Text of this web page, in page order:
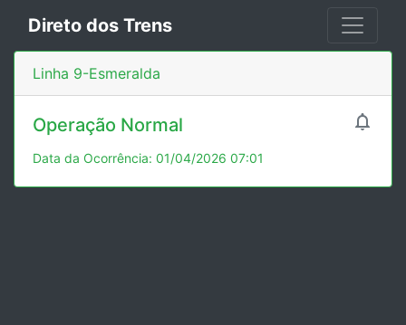
Direto dos Trens
Linha 9-Esmeralda

Operação Normal
Data da Ocorrência: 01/04/2026 07:01